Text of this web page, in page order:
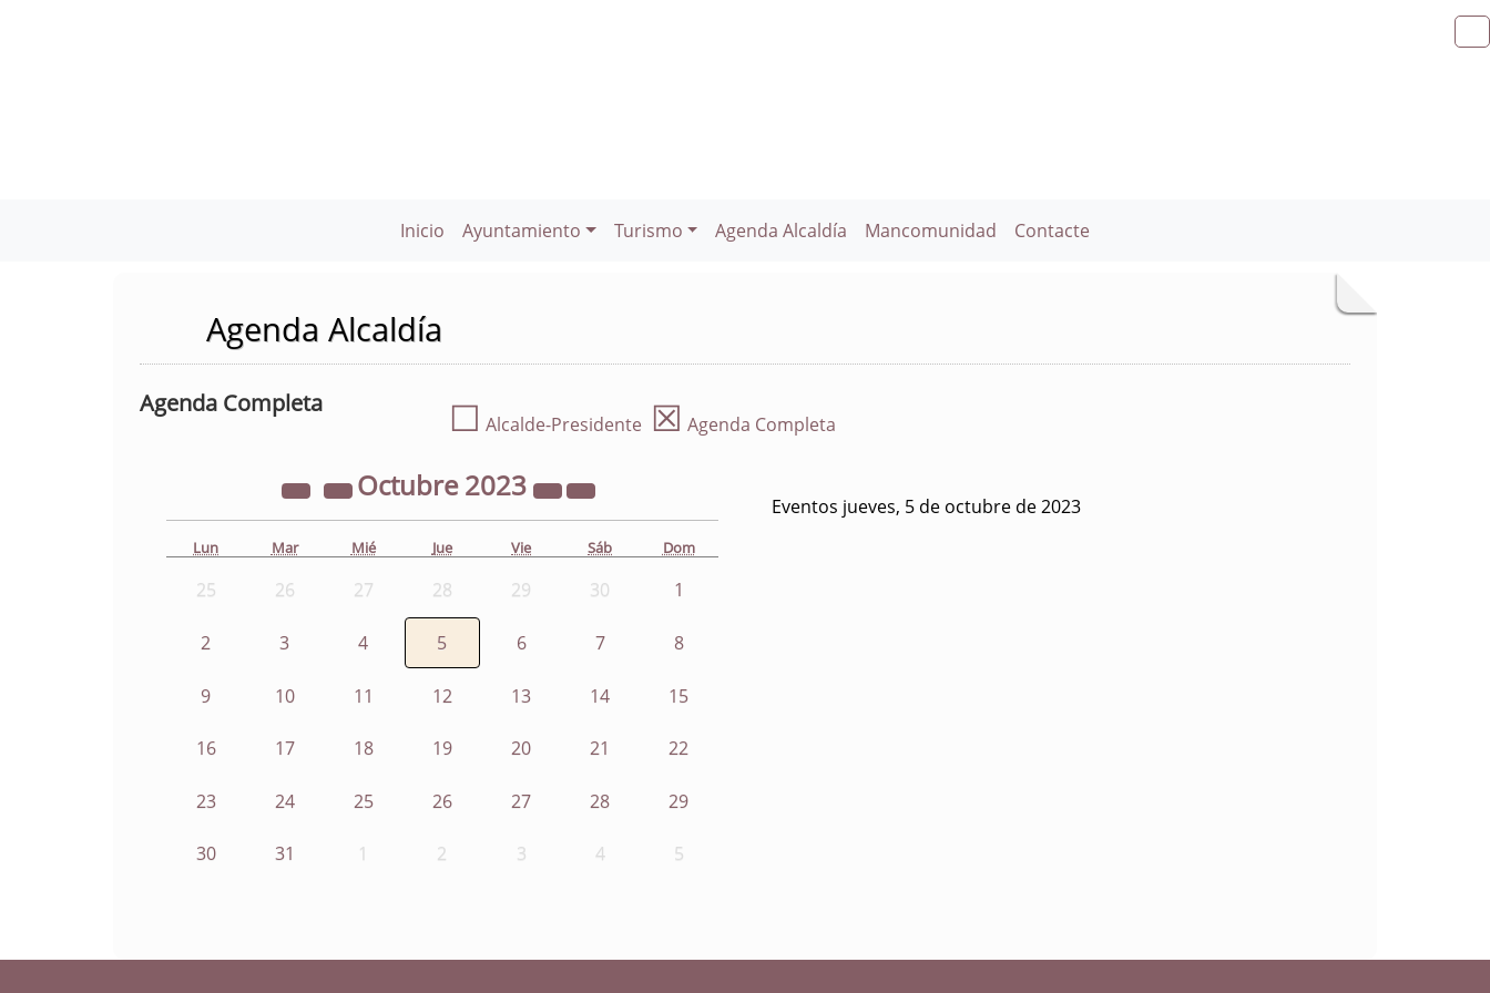
Inicio Ayuntamiento Turismo Agenda Alcaldía Mancomunidad Contacte
Agenda Alcaldía
Agenda Completa ☐ Alcalde-Presidente ☒ Agenda Completa
Octubre2023
Lun Mar Mié Jue Vie Sáb Dom
25 26 27 28 29 30 1
2 3 4 5 6 7 8
9 10 11 12 13 14 15
16 17 18 19 20 21 22
23 24 25 26 27 28 29
30 31 1 2 3 4 5
Eventos jueves, 5 de octubre de 2023